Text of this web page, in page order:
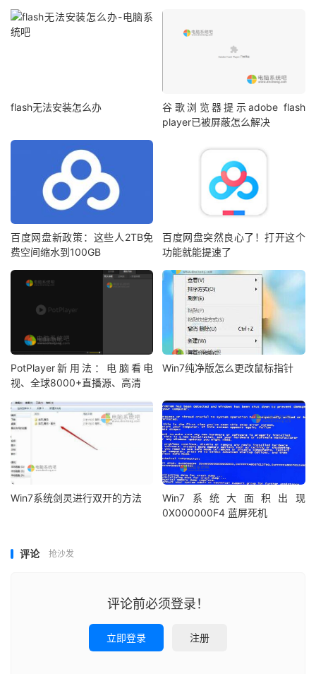
flash无法安装怎么办
谷歌浏览器提示adobe flash
player已被屏蔽怎么解决
百度网盘新政策：这些人2TB免
费空间缩水到100GB
百度网盘突然良心了！打开这个
功能就能提速了
PotPlayer新用法：电脑看电
视、全球8000+直播源、高清
Win7纯净版怎么更改鼠标指针
Win7系统剑灵进行双开的方法
Win7系统大面积出现
0X000000F4 蓝屏死机
评论 抢沙发
评论前必须登录！
立即登录 注册